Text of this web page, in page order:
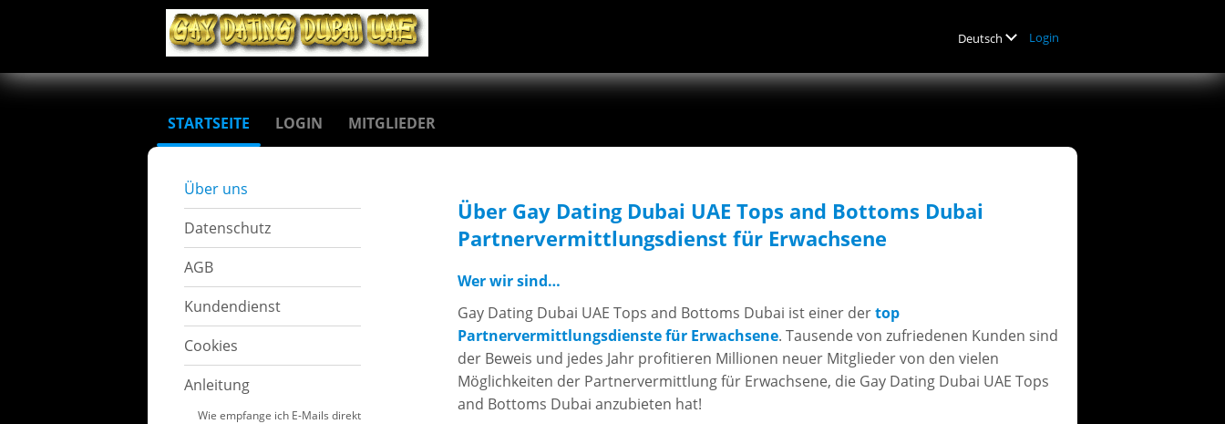
Deutsch Login
STARTSEITE LOGIN MITGLIEDER
Über uns
Datenschutz
AGB
Kundendienst
Cookies
Anleitung
Wie empfange ich E-Mails direkt
Über Gay Dating Dubai UAE Tops and Bottoms Dubai
Partnervermittlungsdienst für Erwachsene
Wer wir sind…
Gay Dating Dubai UAE Tops and Bottoms Dubai ist einer dertop
Partnervermittlungsdienste für Erwachsene. Tausende von zufriedenen Kunden sind
der Beweis und jedes Jahr profitieren Millionen neuer Mitglieder von den vielen
Möglichkeiten der Partnervermittlung für Erwachsene, die Gay Dating Dubai UAE Tops
and Bottoms Dubai anzubieten hat!